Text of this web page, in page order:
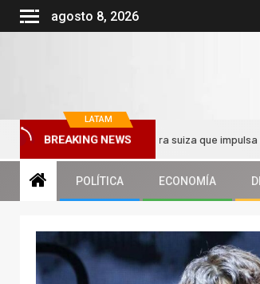
agosto 8, 2026
LATAM
BREAKING NEWS
La legendaria carrera suiza que impulsa el trail
POLÍTICA ECONOMÍA